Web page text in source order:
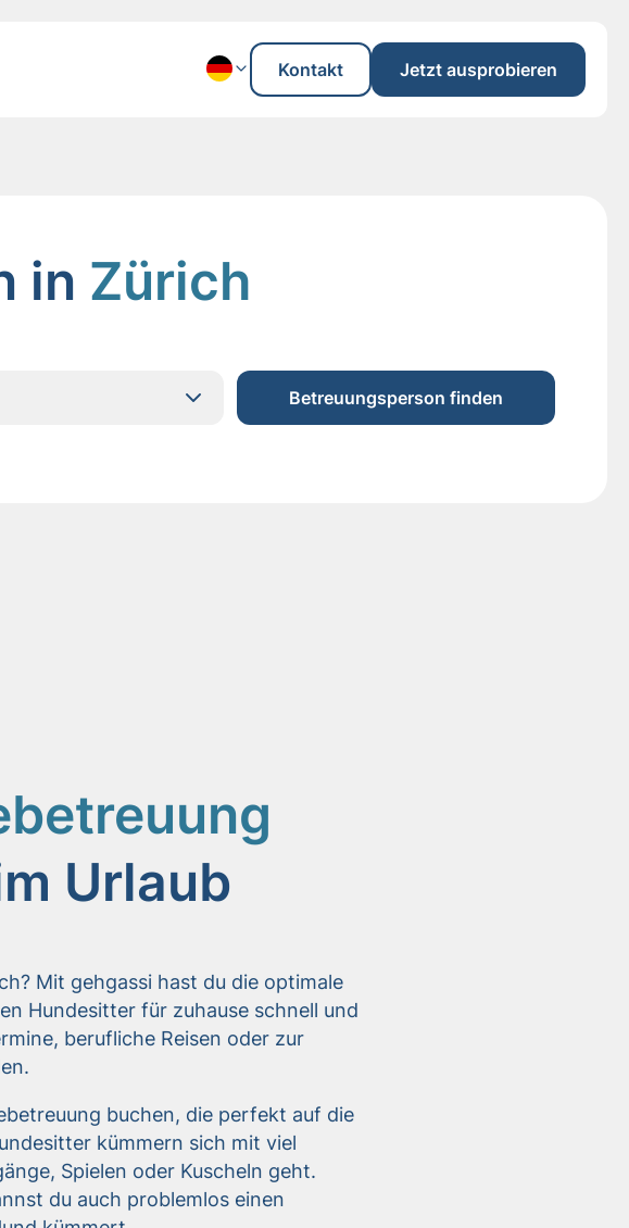
Kontakt Jetzt ausprobieren
in Zürich
Betreuungsperson finden
Urlaub
Mit gehgassi hast du die optimale
Hundesitter für zuhause schnell und
berufliche Reisen oder zur
buchen, die perfekt auf die
kümmern sich mit viel
Spielen oder Kuscheln geht.
du auch problemlos einen